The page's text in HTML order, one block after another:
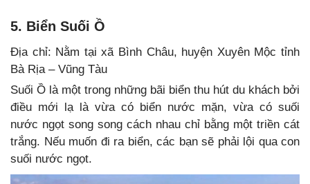
5. Biển Suối Ồ
Địa chỉ: Nằm tại xã Bình Châu, huyện Xuyên Mộc tỉnh
Bà Rịa – Vũng Tàu
Suối Ồ là một trong những bãi biển thu hút du khách bởi
điều mới lạ là vừa có biển nước mặn, vừa có suối
nước ngọt song song cách nhau chỉ bằng một triền cát
trắng. Nếu muốn đi ra biển, các bạn sẽ phải lội qua con
suối nước ngọt.